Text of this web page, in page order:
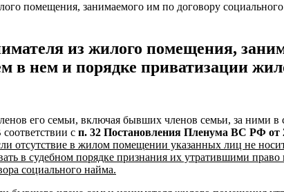
помещения, занимаемого им по договору
из жилого помещения,
в нем и порядке приватизации
его семьи, включая бывших членов семьи, за ними в
с п. 32 Постановления Пленума ВС РФ от
отсутствие в жилом помещении указанных лиц не
в судебном порядке признания их утратившими
социального найма.